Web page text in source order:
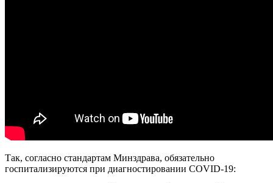
Так, согласно стандартам Минздрава, обязательно
госпитализируются при диагностировании COVID-19: